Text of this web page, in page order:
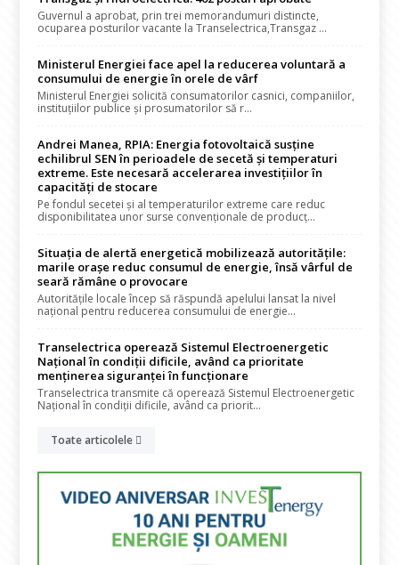
Guvernul a aprobat, prin trei memorandumuri distincte,
ocuparea posturilor vacante la Transelectrica,Transgaz ...
Ministerul Energiei face apel la reducerea voluntară a
consumului de energie în orele de vârf
Ministerul Energiei solicită consumatorilor casnici, companiilor,
instituțiilor publice și prosumatorilor să r...
Andrei Manea, RPIA: Energia fotovoltaică susține
echilibrul SEN în perioadele de secetă și temperaturi
extreme. Este necesară accelerarea investițiilor în
capacități de stocare
Pe fondul secetei și al temperaturilor extreme care reduc
disponibilitatea unor surse convenționale de producț...
Situația de alertă energetică mobilizează autoritățile:
marile orașe reduc consumul de energie, însă vârful de
seară rămâne o provocare
Autoritățile locale încep să răspundă apelului lansat la nivel
național pentru reducerea consumului de energie...
Transelectrica operează Sistemul Electroenergetic
Național în condiții dificile, având ca prioritate
menținerea siguranței în funcționare
Transelectrica transmite că operează Sistemul Electroenergetic
Național în condiții dificile, având ca priorit...
Toate articolele